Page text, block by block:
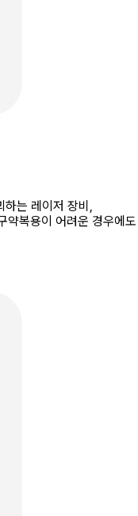
는 레이저 장비,
복용이 어려운 경우에도